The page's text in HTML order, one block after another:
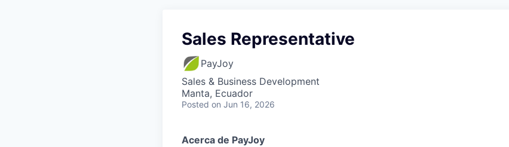
Sales Representative
PayJoy
Sales & Business Development
Manta, Ecuador
Posted on Jun 16, 2026
Acerca de PayJoy